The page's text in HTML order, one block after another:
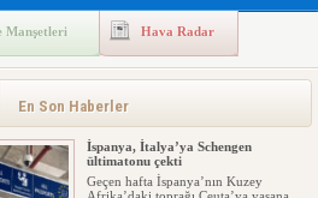
Manşetleri Hava Radar
En Son Haberler
İspanya, İtalya’ya Schengen
ültimatonu çekti
Geçen hafta İspanya’nın Kuzey